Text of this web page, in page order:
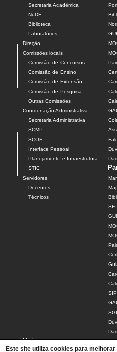
Secretaria Acadêmica
NuDE
Biblioteca
Laboratórios
Direção
Comissões locais
Comissão de Concursos
Comissão de Ensino
Comissão de Extensão
Comissão de Pesquisa
Outras Comissões
Coordenação Administrativa
Secretaria Administrativa
SCMP
SCOF
Interface Pessoal
Planejamento e Infraestrutura
STIC
Servidores
Docentes
Técnicos
SEI
SGI
Mais
Este site utiliza cookies para